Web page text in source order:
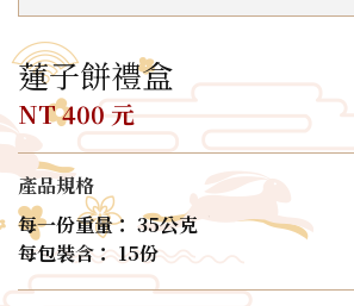
蓮子餅禮盒
NT 400 元
產品規格
每一份重量： 35公克
每包裝含： 15份